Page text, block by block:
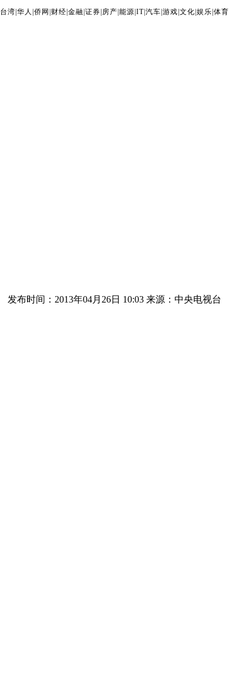
台湾 华人 侨网 财经 金融 证券 房产 能源 IT| 汽车 游戏 文化 娱乐 体育
发布时间：2013年04月26日 10:03 来源：中央电视台